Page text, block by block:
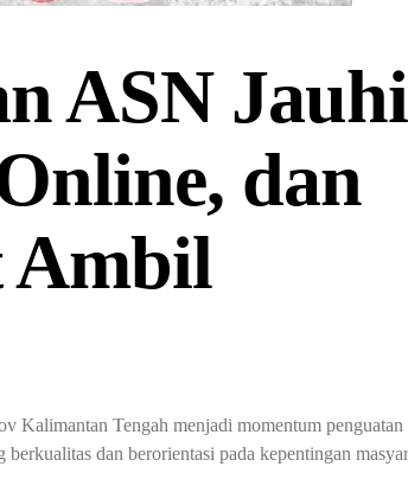
ASN Jauhi
dan
Ambil
Kalimantan Tengah menjadi momentum penguatan
dan berorientasi pada kepentingan